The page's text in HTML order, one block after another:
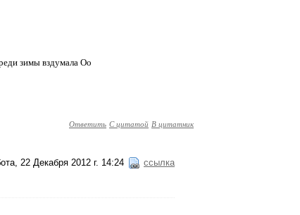
зимы вздумала Оо
Ответить С цитатой В цитатник
22 Декабря 2012 г. 14:24 ссылка